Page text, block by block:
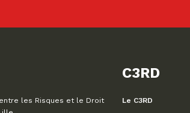
les Risques et le Droit
C3RD
Le C3RD